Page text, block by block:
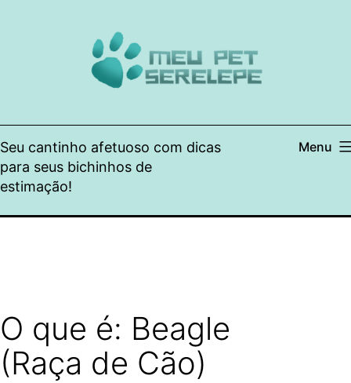
Seu cantinho afetuoso com dicas
para seus bichinhos de
estimação!
Menu
O que é: Beagle
(Raça de Cão)